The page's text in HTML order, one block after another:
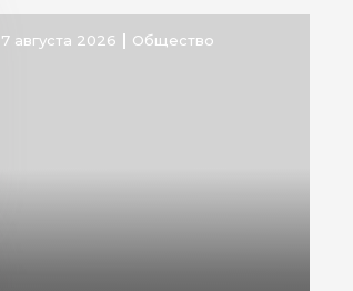
7 августа 2026 Общество